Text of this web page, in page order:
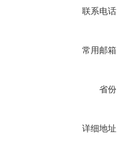
联系电
常用邮
省
详细地